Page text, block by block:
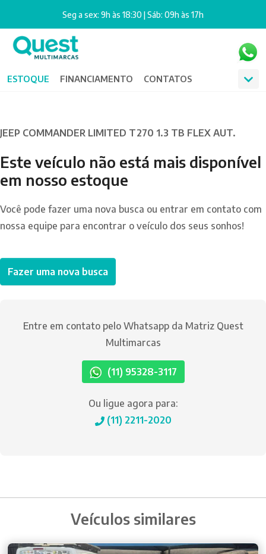
Seg a sex: 9h às 18:30 | Sáb: 09h às 17h
ESTOQUE FINANCIAMENTO CONTATOS
JEEP COMMANDER LIMITED T270 1.3 TB FLEX AUT.
Este veículo não está mais disponível
em nosso estoque
Você pode fazer uma nova busca ou entrar em contato com
nossa equipe para encontrar o veículo dos seus sonhos!
Fazer uma nova busca
Entre em contato pelo Whatsapp da Matriz Quest
Multimarcas
(11) 95328-3117
Ou ligue agora para:
(11) 2211-2020
Veículos similares